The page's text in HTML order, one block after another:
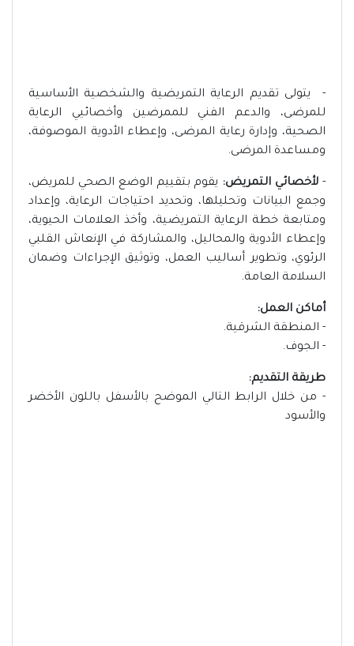
- يتولى تقديم الرعاية التمريضية والشخصية الأساسية
للمرضى، والدعم الفني للممرضين وأخصائيي الرعاية
الصحية، وإدارة رعاية المرضى، وإعطاء الأدوية الموصوفة،
ومساعدة المرضى.
- لأخصائي التمريض: يقوم بتقييم الوضع الصحي للمريض،
وجمع البيانات وتحليلها، وتحديد احتياجات الرعاية، وإعداد
ومتابعة خطة الرعاية التمريضية، وأخذ العلامات الحيوية،
وإعطاء الأدوية والمحاليل، والمشاركة في الإنعاش القلبي
الرئوي، وتطوير أساليب العمل، وتوثيق الإجراءات وضمان
السلامة العامة.
أماكن العمل:
- المنطقة الشرقية.
- الجوف.
طريقة التقديم:
- من خلال الرابط التالي الموضح بالأسفل باللون الأخضر
والأسود